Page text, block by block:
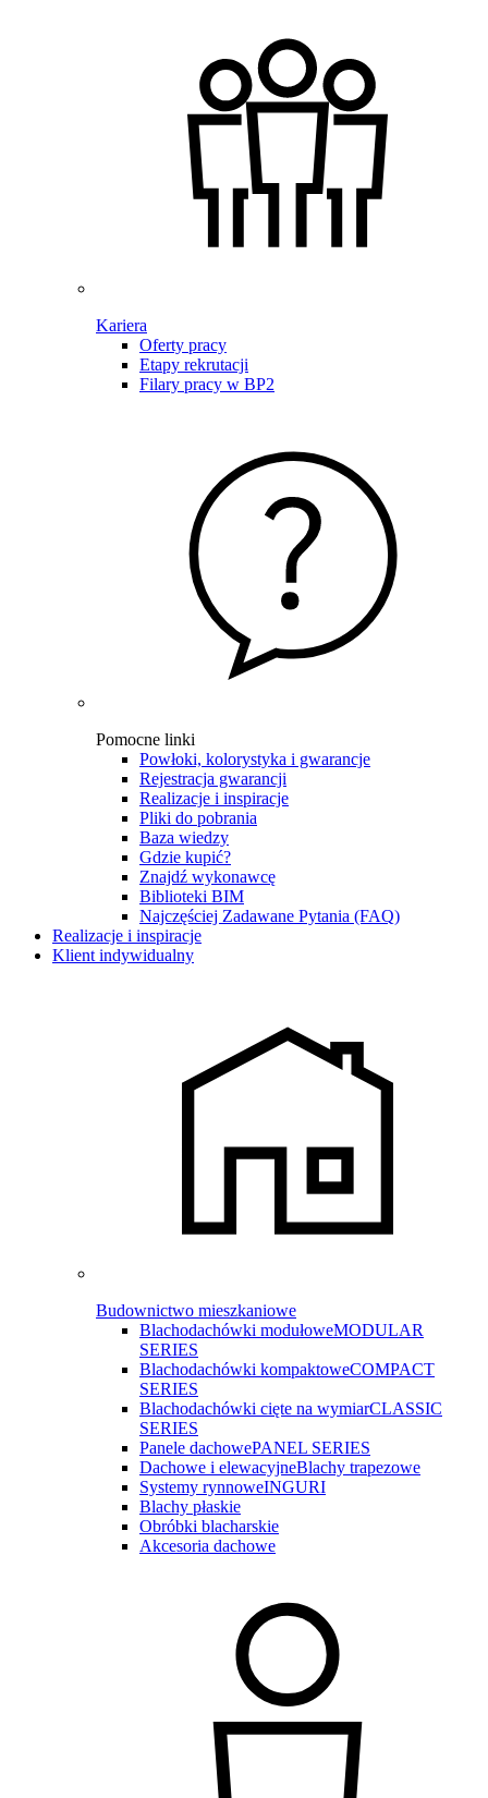
Kariera
Oferty pracy
Etapy rekrutacji
Filary pracy w BP2
Pomocne linki
Powłoki, kolorystyka i gwarancje
Rejestracja gwarancji
Realizacje i inspiracje
Pliki do pobrania
Baza wiedzy
Gdzie kupić?
Znajdź wykonawcę
Biblioteki BIM
Najczęściej Zadawane Pytania (FAQ)
Realizacje i inspiracje
Klient indywidualny
Budownictwo mieszkaniowe
Blachodachówki modułoweMODULAR
SERIES
Blachodachówki kompaktoweCOMPACT
SERIES
Blachodachówki cięte na wymiarCLASSIC
SERIES
Panele dachowePANEL SERIES
Dachowe i elewacyjneBlachy trapezowe
Systemy rynnoweINGURI
Blachy płaskie
Obróbki blacharskie
Akcesoria dachowe